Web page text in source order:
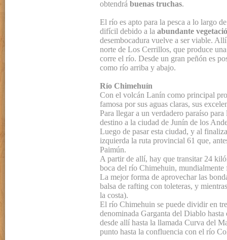
obtendrá buenas truchas.
El río es apto para la pesca a lo largo
difícil debido a la abundante
desembocadura vuelve a ser viable.
norte de Los Cerrillos, que produce
corre el río. Desde un gran peñón es
como río arriba y abajo.
Río Chimehuín
Con el volcán Lanín como principal
famosa por sus aguas claras, sus
Para llegar a un verdadero paraíso
destino a la ciudad de Junín de los
Luego de pasar esta ciudad, y al
izquierda la ruta provincial 61 que,
Paimún.
A partir de allí, hay que transitar 24
boca del río Chimehuin, mundialmente
La mejor forma de aprovechar las
balsa de rafting con toleteras, y
la costa).
El río Chimehuin se puede dividir en
denominada Garganta del Diablo
desde allí hasta la llamada Curva del
punto hasta la confluencia con el río